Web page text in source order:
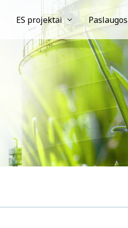
ES projektai Paslaugos